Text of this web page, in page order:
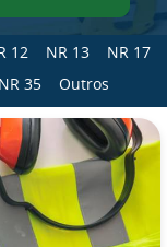
12 NR 13
NR 17
NR 35 Outros